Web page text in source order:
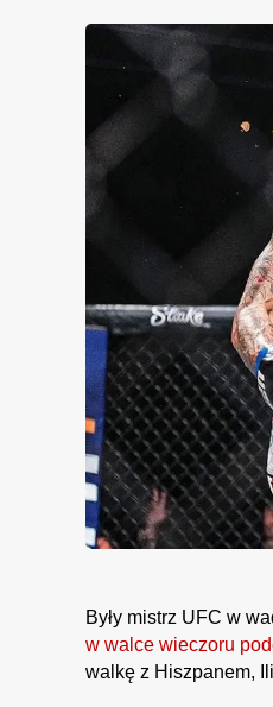
Były mistrz UFC w
w walce wieczoru
walkę z Hiszpanem,